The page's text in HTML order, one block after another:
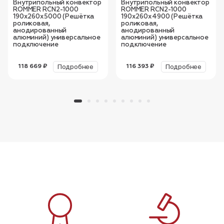
Внутрипольный конвектор
ROMMER RCN2-1000
190х260х5000 (Решётка
роликовая,
анодированный
алюминий) универсальное
подключение
118 669 ₽ Подробнее
Внутрипольный конвектор
ROMMER RCN2-1000
190х260х4900 (Решётка
роликовая,
анодированный
алюминий) универсальное
подключение
116 393 ₽ Подробнее